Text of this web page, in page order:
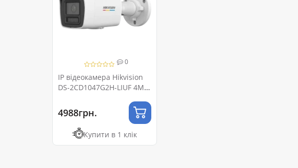
0
IP відеокамера Hikvision
DS-2CD1047G2H-LIUF 4МП
4988грн.
Купити в 1 клік